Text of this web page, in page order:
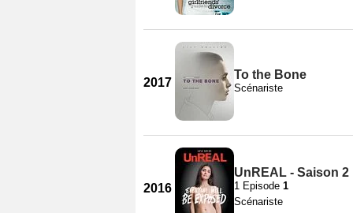
2017
To the Bone
Scénariste
2016
UnREAL - Saison 2
1 Episode 1
Scénariste